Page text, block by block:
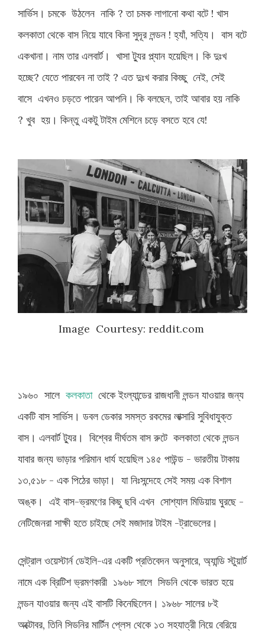
সার্ভিস। চমকে উঠলেন নাকি?তা চমক লাগানো কথা বটে! খাস
কলকাতা থেকে বাস নিয়ে যাবে কিনা সুদূর লন্ডন !হ্যাঁ, সত্যি। বাস বটে
একখানা। নাম তার এলবার্ট। খাসা ট্যুর প্ল্যান হয়েছিল। কি দুঃখ
হচ্ছে? যেতে পারবেন না তাই ? এত দুঃখ করার কিচ্ছু নেই, সেই
বাসে এখনও চড়তে পারেন আপনি। কি বলছেন,তাই আবার হয় নাকি
? খুব হয়। কিন্তু একটু টাইম মেশিনে চড়ে বসতে হবে যে!
Image Courtesy: reddit.com
১৯৬০ সালে কলকাতা থেকে ইংল্যান্ডের রাজধানী লন্ডন যাওয়ার জন্য
একটি বাস সার্ভিস। ডবল ডেকার সমস্ত রকমের লাক্সারি সুবিধাযুক্ত
বাস। এলবার্ট ট্যুর। বিশ্বের দীর্ঘতম বাস রুটে কলকাতা থেকে লন্ডন
যাবার জন্য ভাড়ার পরিমান ধার্য হয়েছিল ১৪৫ পাউন্ড - ভারতীয় টাকায়
১৩,৫১৮- এক পিঠের ভাড়া। যা নিঃসন্দেহে সেই সময় এক বিশাল
অঙ্ক।
এই বাস-ভ্রমণের কিছু ছবি এখন সোশ্যাল মিডিয়ায় ঘুরছে-
নেটিজেনরা সাক্ষী হতে চাইছে সেই মজাদার টাইম-ট্রাভেলের।
সেন্ট্রাল ওয়েস্টার্ন ডেইলি-এর একটি প্রতিবেদন অনুসারে, অ্যান্ডি স্টুয়ার্ট
নামে এক ব্রিটিশ ভ্রমণকারী ১৯৬৮ সালে সিডনি থেকে ভারত হয়ে
লন্ডন যাওয়ার জন্য এই বাসটি কিনেছিলেন। ১৯৬৮ সালের ৮ই
অক্টোবর, তিনি সিডনির মার্টিন প্লেস থেকে ১৩ সহযাত্রী নিয়ে বেরিয়ে